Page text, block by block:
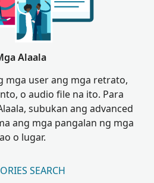
Alaala
mga user ang mga retrato,
o audio file na ito. Para
subukan ang advanced
ang mga pangalan ng mga
o lugar.
SEARCH